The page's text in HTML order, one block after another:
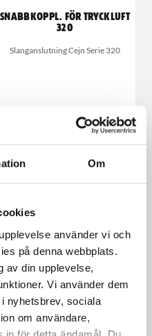
Om
använder vi och
på denna webbplats.
av din upplevelse,
Vi använder dem
nyhetsbrev, sociala
om användare,
Snabbkoppl. för tryckluft
320
Slanganslutning Cejn Serie 320
Slangsockel Cejn Serie 320 utvändig
gänga